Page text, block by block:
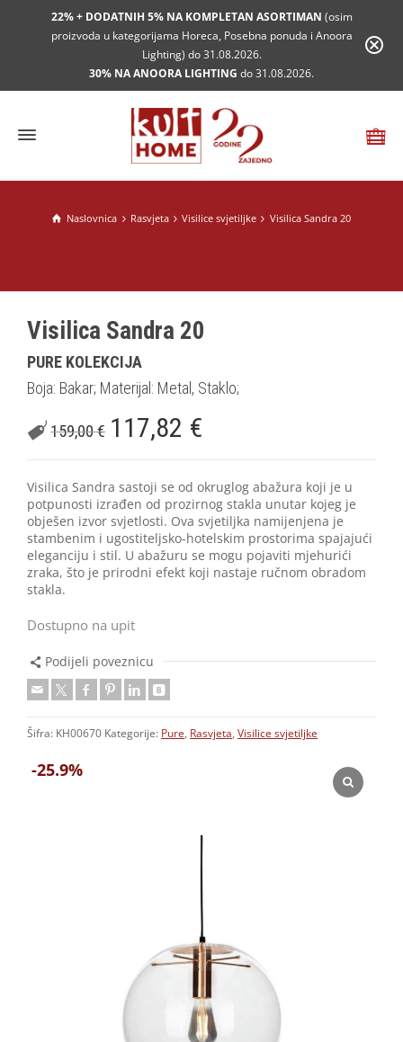
22% + DODATNIH 5% NA KOMPLETAN ASORTIMAN (osim
proizvoda u kategorijama Horeca, Posebna ponuda i Anoora
Lighting) do 31.08.2026.
30% NA ANOORA LIGHTING do 31.08.2026.
Naslovnica Rasvjeta Visilice svjetiljke Visilica Sandra 20
-25.9%
Visilica Sandra 20
PURE KOLEKCIJA
Boja: Bakar; Materijal: Metal, Staklo;
159,00€ 117,82 €
Visilica Sandra sastoji se od okruglog abažura koji je u
potpunosti izrađen od prozirnog stakla unutar kojeg je
obješen izvor svjetlosti. Ova svjetiljka namijenjena je
stambenim i ugostiteljsko-hotelskim prostorima spajajući
eleganciju i stil. U abažuru se mogu pojaviti mjehurići
zraka, što je prirodni efekt koji nastaje ručnom obradom
stakla.
Dostupno na upit
Podijeli poveznicu
Šifra: KH00670 Kategorije: Pure Rasvjeta Visilice svjetiljke